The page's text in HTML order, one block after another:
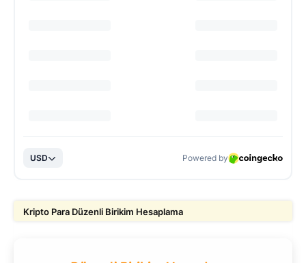
Kripto Para Düzenli Birikim Hesaplama